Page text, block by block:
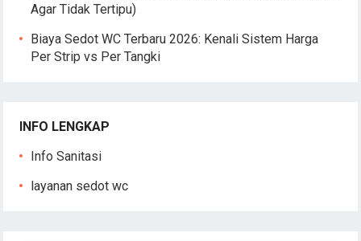
Agar Tidak Tertipu)
Biaya Sedot WC Terbaru 2026: Kenali Sistem Harga
Per Strip vs Per Tangki
INFO LENGKAP
Info Sanitasi
layanan sedot wc